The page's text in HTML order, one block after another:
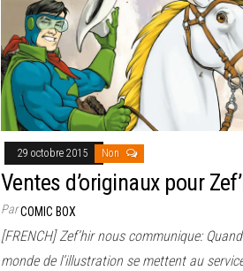
29 octobre 2015 Non
Ventes d’originaux pour
ParCOMIC BOX
[FRENCH] Zef’hir nous communique:
monde de l’illustration se mettent au